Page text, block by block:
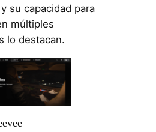
su capacidad para
múltiples
lo destacan.